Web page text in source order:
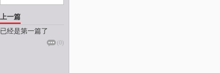
上一篇
已经是第一篇了
(0)